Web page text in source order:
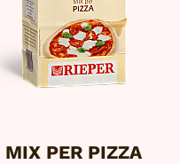
MIX PER PIZZA